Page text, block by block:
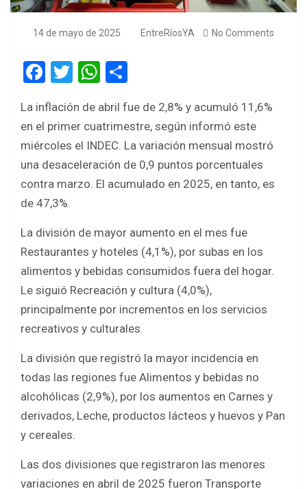
14 de mayo de 2025 EntreRíosYA No Comments
F
ce
b
o
o
k
T
tt
er
W
at
s
A
p
ar
e
La inflación de abril fue de 2,8% y acumuló 11,6%
en el primer cuatrimestre, según informó este
miércoles el INDEC. La variación mensual mostró
una desaceleración de 0,9 puntos porcentuales
contra marzo. El acumulado en 2025, en tanto, es
de 47,3%.
La división de mayor aumento en el mes fue
Restaurantes y hoteles (4,1%), por subas en los
alimentos y bebidas consumidos fuera del hogar.
Le siguió Recreación y cultura (4,0%),
principalmente por incrementos en los servicios
recreativos y culturales.
La división que registró la mayor incidencia en
todas las regiones fue Alimentos y bebidas no
alcohólicas (2,9%), por los aumentos en Carnes y
derivados, Leche, productos lácteos y huevos y Pan
y cereales.
Las dos divisiones que registraron las menores
variaciones en abril de 2025 fueron Transporte